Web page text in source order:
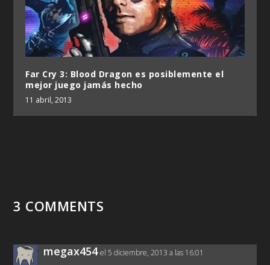
Far Cry 3: Blood Dragon es posiblemente el
mejor juego jamás hecho
11 abril, 2013
3 COMMENTS
megax454 el 5 diciembre, 2013 a las 16:01